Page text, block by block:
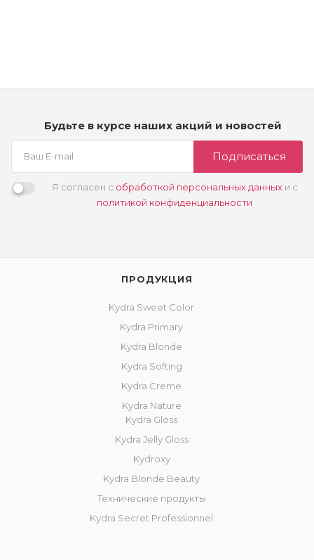
Будьте в курсе наших акций и новостей
Подписаться
Я согласен с обработкой персональных данныхи с
политикой конфиденциальности
ПРОДУКЦИЯ
Kydra Sweet Color
Kydra Primary
Kydra Blonde
Kydra Softing
Kydra Creme
Kydra Nature
Kydra Gloss
Kydra Jelly Gloss
Kydroxy
Kydra Blonde Beauty
Технические продукты
Kydra Secret Professionnel